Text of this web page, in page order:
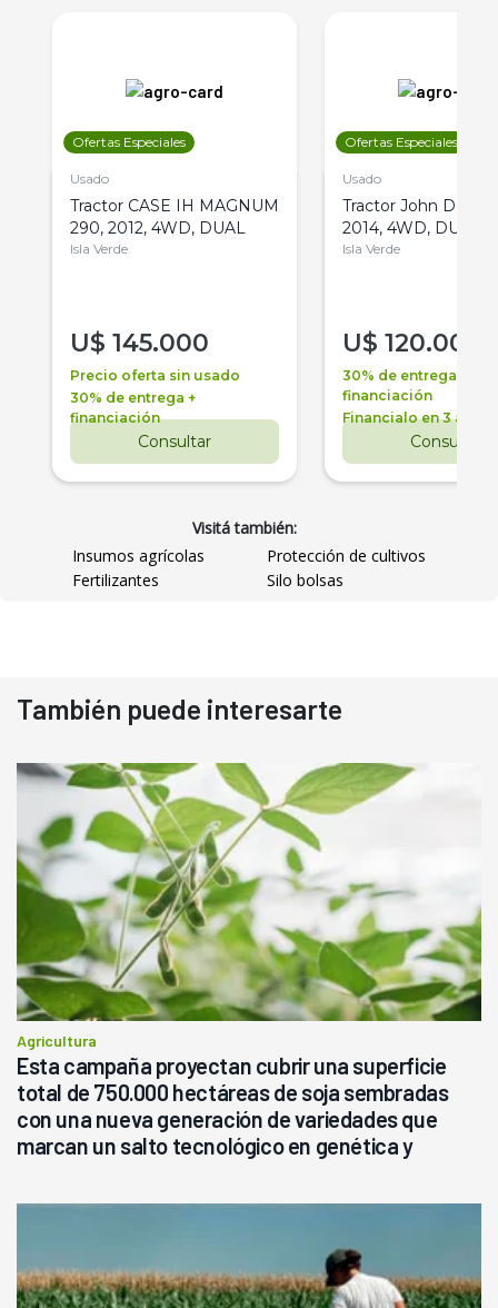
Ofertas Especiales
Usado
Tractor CASE IH MAGNUM
290, 2012, 4WD, DUAL
Isla Verde
U$ 145.000
Precio oferta sin usado
30% de entrega +
financiación
Consultar
Ofertas Especiales
Usado
Tractor John Deere
2014, 4WD, DUAL
Isla Verde
U$ 120.000
30% de entrega +
financiación
Financialo en 3 años
Consultar
Visitá también:
Insumos agrícolas
Protección de cultivos
Fertilizantes
Silo bolsas
También puede interesarte
Agricultura
Esta campaña proyectan cubrir una superficie
total de 750.000 hectáreas de soja sembradas
con una nueva generación de variedades que
marcan un salto tecnológico en genética y